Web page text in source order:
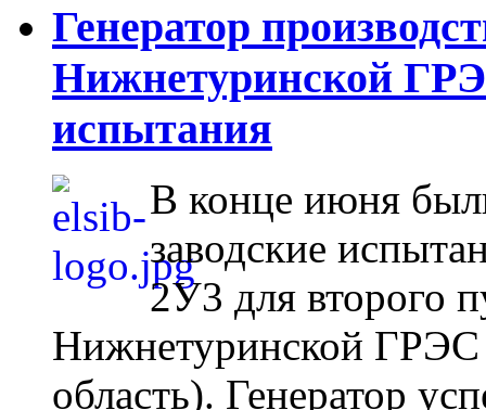
Генератор
Нижнетуринской
испытания
В конце июня
заводские
2У3 для второго
Нижнетуринской ГРЭС
область). Генератор